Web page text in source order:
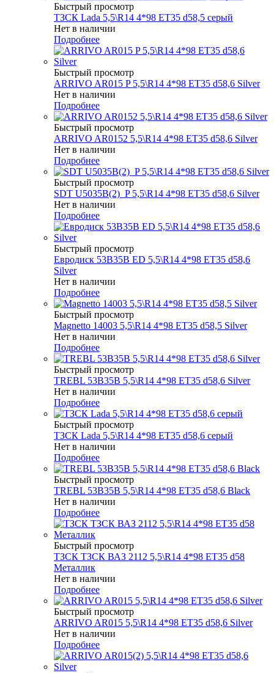
Быстрый просмотр
ТЗСК Lada 5,5\R14 4*98 ET35 d58,5 серый
Нет в наличии
Подробнее
Быстрый просмотр
ARRIVO AR015 P 5,5\R14 4*98 ET35 d58,6 Silver
Нет в наличии
Подробнее
Быстрый просмотр
ARRIVO AR0152 5,5\R14 4*98 ET35 d58,6 Silver
Нет в наличии
Подробнее
Быстрый просмотр
SDT U5035B(2)_P 5,5\R14 4*98 ET35 d58,6 Silver
Нет в наличии
Подробнее
Быстрый просмотр
Евродиск 53B35B ED 5,5\R14 4*98 ET35 d58,6
Silver
Нет в наличии
Подробнее
Быстрый просмотр
Magnetto 14003 5,5\R14 4*98 ET35 d58,5 Silver
Нет в наличии
Подробнее
Быстрый просмотр
TREBL 53B35B 5,5\R14 4*98 ET35 d58,6 Silver
Нет в наличии
Подробнее
Быстрый просмотр
ТЗСК Lada 5,5\R14 4*98 ET35 d58,6 серый
Нет в наличии
Подробнее
Быстрый просмотр
TREBL 53B35B 5,5\R14 4*98 ET35 d58,6 Black
Нет в наличии
Подробнее
Быстрый просмотр
ТЗСК ТЗСК ВАЗ 2112 5,5\R14 4*98 ET35 d58
Металлик
Нет в наличии
Подробнее
Быстрый просмотр
ARRIVO AR015 5,5\R14 4*98 ET35 d58,6 Silver
Нет в наличии
Подробнее